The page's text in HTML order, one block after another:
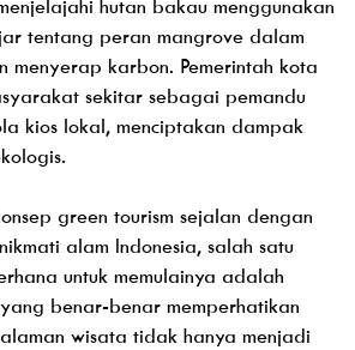
hutan bakau menggunakan
tentang peran mangrove dalam
menyerap karbon. Pemerintah kota
sekitar sebagai pemandu
kios lokal, menciptakan dampak
green tourism sejalan dengan
alam Indonesia, salah satu
untuk memulainya adalah
benar-benar memperhatikan
wisata tidak hanya menjadi